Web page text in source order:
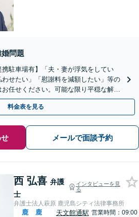
問題
携駐車場有】「夫・妻が浮気をしてい
せたい」「慰謝料を減額したい」等の
任せください。可能な限り平穏な解決
日相談可能】
料金表を見る
メールで面談予約
西 弘喜 弁護
士
インタビューを見
る
弁護士法人萩原 鹿児島シティ法律事務所
鹿
鹿
天文館通駅 営業時間：09:00